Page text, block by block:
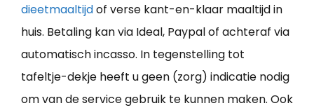
dieetmaaltijdof verse kant-en-klaar maaltijd in
huis. Betaling kan via Ideal, Paypal of achteraf via
automatisch incasso. In tegenstelling tot
tafeltje-dekje heeft u geen (zorg) indicatie nodig
om van de service gebruik te kunnen maken. Ook